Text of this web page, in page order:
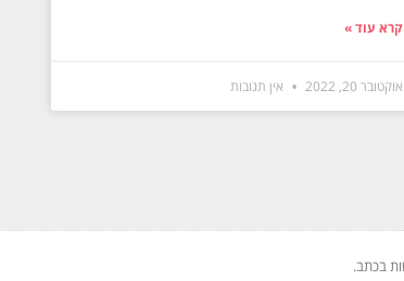
קרא עוד »
אוקטובר 20, 2022 אין תגובות